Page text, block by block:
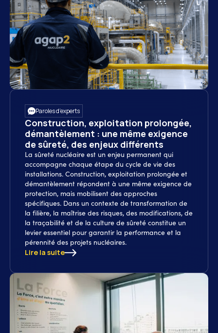
Paroles d’experts
Construction, exploitation prolongée,
démantèlement : une même exigence
de sûreté, des enjeux différents
La sûreté nucléaire est un enjeu permanent qui
accompagne chaque étape du cycle de vie des
installations. Construction, exploitation prolongée et
démantèlement répondent à une même exigence de
protection, mais mobilisent des approches
spécifiques. Dans un contexte de transformation de
la filière, la maîtrise des risques, des modifications, de
la traçabilité et de la culture de sûreté constitue un
levier essentiel pour garantir la performance et la
pérennité des projets nucléaires.
Lire la suite